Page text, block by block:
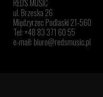
RED'S MUSIC
ul. Brzeska 26
Międzyrzec Podlaski 21-560
Tel: +48 83 371 60 55
e-mail: biuro@redsmusic.pl